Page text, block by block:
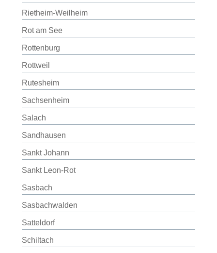
Rietheim-Weilheim
Rot am See
Rottenburg
Rottweil
Rutesheim
Sachsenheim
Salach
Sandhausen
Sankt Johann
Sankt Leon-Rot
Sasbach
Sasbachwalden
Satteldorf
Schiltach